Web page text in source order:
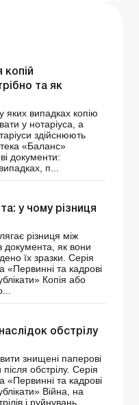
копій
та як
яких випадках копію
у нотаріуса, а
здійснюють
«Баланс»
документи:
п...
у чому різниця
різниця між
документа, як вони
їх зразки. Серія
«Первинні та кадрові
Копія або
обстрілу
знищені паперові
обстрілу. Серія
«Первинні та кадрові
Війна, на
і руйнувань